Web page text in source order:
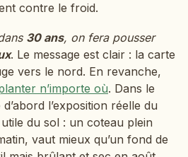
contre le froid.
30 ans, on fera pousser
. Le message est clair : la carte
vers le nord. En revanche,
n’importe où. Dans le
l’exposition réelle du
du sol : un coteau plein
vaut mieux qu’un fond de